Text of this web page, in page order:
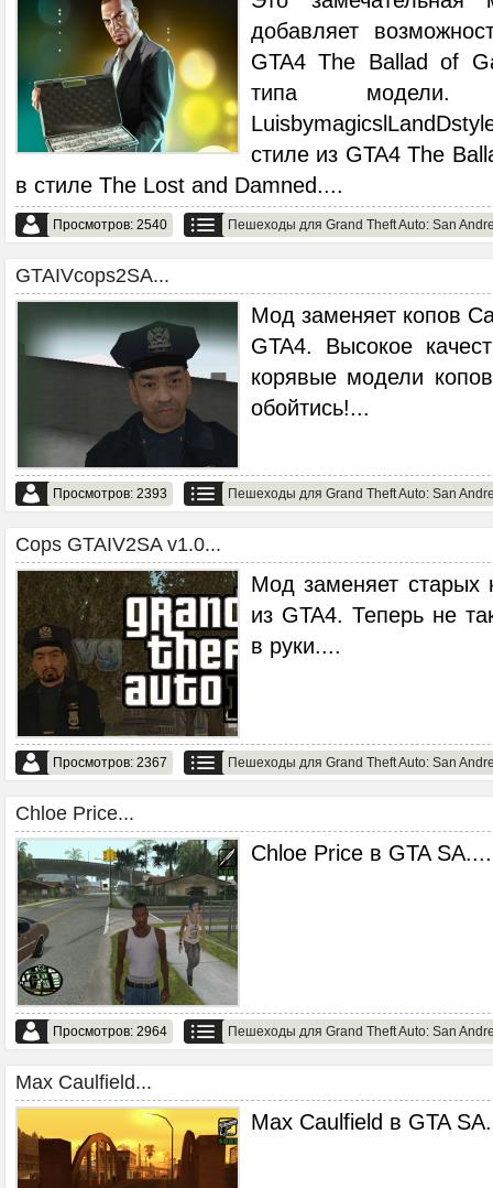
добавляет
GTA4 The Ballad of
типа модели.
стиле из GTA4 The
в стиле The Lost and Damned....
Просмотров: 2540 Пешеходы для Grand Theft Auto: San
GTAIVcops2SA...
Мод заменяет копов
GTA4. Высокое
корявые модели
обойтись!...
Просмотров: 2393 Пешеходы для Grand Theft Auto: San
Сops GTAIV2SA v1.0...
Мод заменяет старых
из GTA4. Теперь не
в руки....
Просмотров: 2367 Пешеходы для Grand Theft Auto: San
Chloe Price...
Chloe Price в GTA SA...
Просмотров: 2964 Пешеходы для Grand Theft Auto: San
Max Caulfield...
Max Caulfield в GTA SA.